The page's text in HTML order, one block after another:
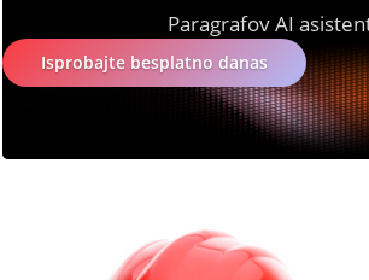
Paragrafov AI
Isprobajte besplatno danas